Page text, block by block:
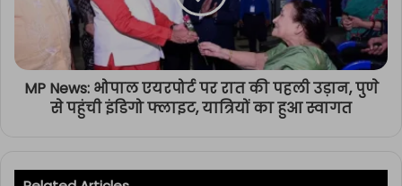
MP News: भोपाल एयरपोर्ट पर रात की पहली उड़ान, पुणे
से पहुंची इंडिगो फ्लाइट, यात्रियों का हुआ स्वागत